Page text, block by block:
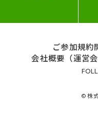
ご参加規約
会社概要（運営会
© 株